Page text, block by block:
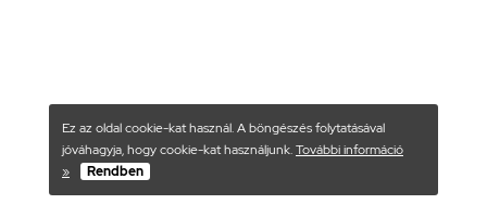
Ez az oldal cookie-kat használ. A böngészés folytatásával
jóváhagyja, hogy cookie-kat használjunk.További információ
»
Rendben